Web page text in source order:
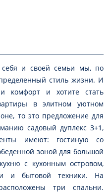
и своей семьи мы, по
стиль жизни. И
комфорт и хотите стать
в элитном уютном
то это предложение для
садовый дуплекс 3+1,
имеют: гостиную со
зоной для большой
с кухонным островом,
и бытовой техники. На
три спальни.